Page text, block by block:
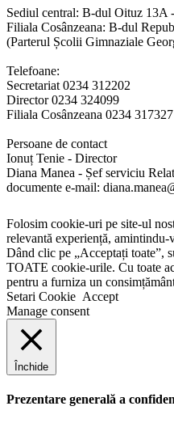
Sediul central: B-dul Oituz 13A
Filiala Cosânzeana: B-dul
(Parterul Școlii Gimnaziale
Telefoane:
Secretariat 0234 312202
Director 0234 324099
Filiala Cosânzeana 0234 317327
Persoane de contact
Ionuț Tenie - Director
Diana Manea - Șef serviciu
documente e-mail:
Folosim cookie-uri pe site-ul
relevantă experiență,
Dând clic pe „Acceptați toate”,
TOATE cookie-urile. Cu toate
pentru a furniza un
Setari Cookie Accept
Manage consent
Închide
Prezentare generală a